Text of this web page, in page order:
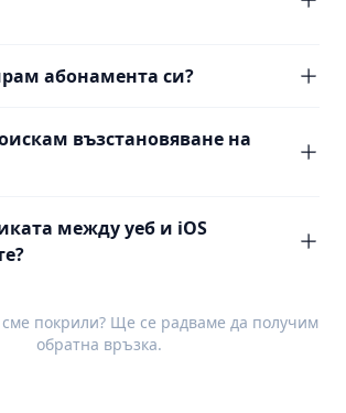
абонамента си?
възстановяване на
между уеб и iOS
покрили? Ще се радваме да получим
обратна връзка.